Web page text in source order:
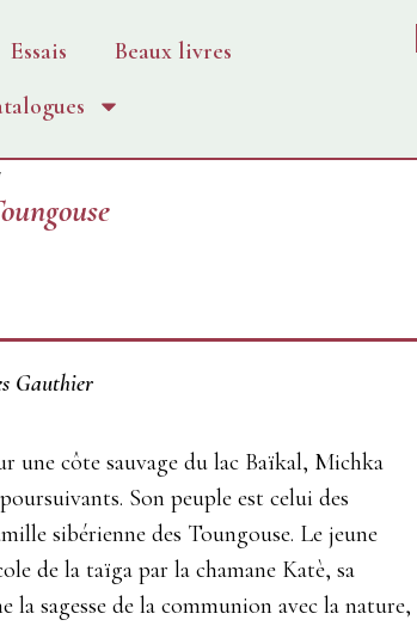
Essais
Beaux livres
Gauthier
une côte sauvage du lac Baïkal, Michka
Son peuple est celui des
sibérienne des Toungouse. Le jeune
de la taïga par la chamane Katè, sa
la sagesse de la communion avec la nature,